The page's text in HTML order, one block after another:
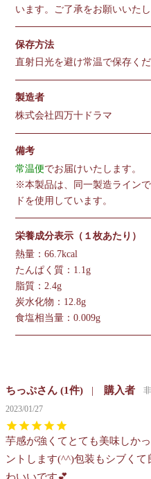
います。ご了承をお願いいたし
保存方法
直射日光を避け常温で保存く
製造者
株式会社四万十ドラマ
備考
常温便でお届けいたします。
※本製品は、同一製造ライン
ドを使用しています。
栄養成分表示（１枚あたり）
熱量：66.7kcal
たんぱく質：1.1g
脂質：2.4g
炭水化物：12.8g
食塩相当量：0.009g
ちっぷ 1 購入者
2023/01/27
芋感が強くてとても美味しか
ントします(^^)包装もシブく